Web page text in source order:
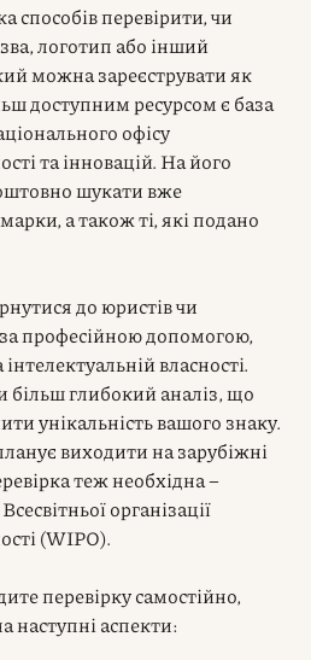
способів перевірити, чи
логотип або інший
можна зареєструвати як
доступним ресурсом є база
офісу
та інновацій. На його
шукати вже
а також ті, які подано
до юристівчи
професійною допомогою,
власності.
глибокий аналіз, що
унікальність вашого знаку.
виходити на зарубіжні
теж необхідна –
організації
(WIPO).
перевірку самостійно,
наступні аспекти: